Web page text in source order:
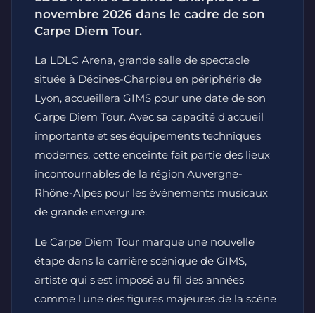
novembre 2026 dans le cadre de son
Carpe Diem Tour.
La LDLC Arena, grande salle de spectacle
située à Décines-Charpieu en périphérie de
Lyon, accueillera GIMS pour une date de son
Carpe Diem Tour. Avec sa capacité d'accueil
importante et ses équipements techniques
modernes, cette enceinte fait partie des lieux
incontournables de la région Auvergne-
Rhône-Alpes pour les événements musicaux
de grande envergure.
Le Carpe Diem Tour marque une nouvelle
étape dans la carrière scénique de GIMS,
artiste qui s'est imposé au fil des années
comme l'une des figures majeures de la scène